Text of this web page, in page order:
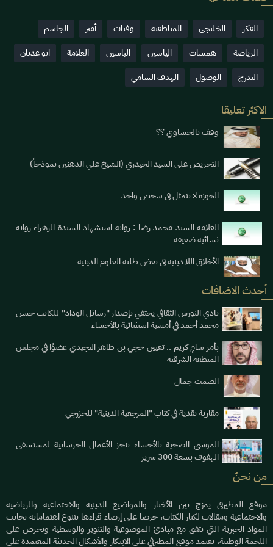
الفكر الخليجي المناطقية وفيات أمير
الجاسم
الرياضة
همسات الياسين الياسين العلامة
ابو عدنان
التدرج
الوصول الهدف السامي
الاكثر تعليقا
وقف يالحساوي ؟؟
التحريض على السيد الحيدري (الشيخ علي الدهنين نموذجاً)
الحوزة لا تتمثل في شخص واحد
العلامة السيد محمد رضا : رواية استشهاد السيدة الزهراء رواية
نسائية ضعيفة
الأخلاق اللا دينية في بعض طلبة العلوم الدينية
أحدث الاضافات
نادي النورس الثقافي يحتفي بإصدار "رسائل الوداد" للكاتب حسن
محمد أحمد في أمسية استثنائية بالأحساء
بأمر سامٍ كريم .. تعيين حجي بن طاهر النجيدي عضوًا في مجلس
المنطقة الشرقية
الصمت جمال
مقاربة نقدية في كتاب "المرجعية الدينية" للخزرجي
الموسى الصحية بالأحساء تنجز الأعمال الخرسانية لمستشفى
الهفوف بسعة 300 سرير
من نحنٌ
موقع المطيرفي يمزج بين الأخبار والمواضيع الدينية والاجتماعية والرياضية
والاجتماعية ومقالات لكبار الكتاب، حرصا على إرضاء قراءها بتنوع اهتماماته بجانب
المواد الخبرية التي تتفق مع مبادئ الموضوعية والتنوير والوسطية ونحرص على
اللحمة الوطنية، يعتمد موقع المطيرفي على الابتكار والأشكال الحديثة المعتمدة على